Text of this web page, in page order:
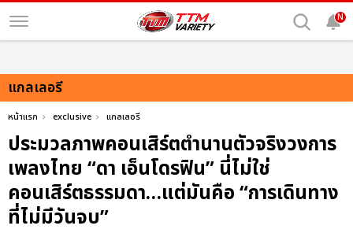
N
แกลเลอรี
หน้าแรก exclusive แกลเลอรี
ประมวลภาพคอนเสิร์ตตำนานตัวจริงวงการ
เพลงไทย “ดา เอ็นโดรฟิน” นี่ไม่ใช่
คอนเสิร์ตธรรมดา…แต่มันคือ “การเดินทาง
ที่ไม่มีวันจบ”